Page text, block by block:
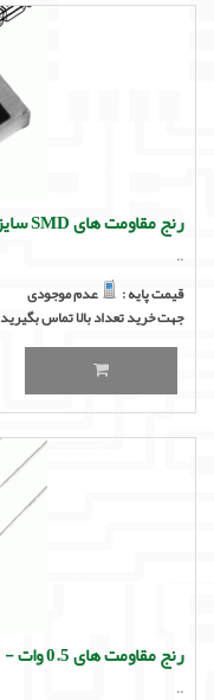
رنج مقاومت های SMD سایز 0402 - 94 رنج - بسته 25 تایی
..
قیمت پایه :
عدم موجودی
جهت خرید تعداد بالا تماس بگیرید
رنج مقاومت های 0.5 وات - 5 درصد - 61 رنج - بسته 10 تایی
..